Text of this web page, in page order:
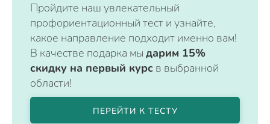
Пройдите наш увлекательный
профориентационный тест и узнайте,
какое направление подходит именно вам!
В качестве подарка мы дарим 15%
скидку на первый курс в выбранной
области!
ПЕРЕЙТИ К ТЕСТУ